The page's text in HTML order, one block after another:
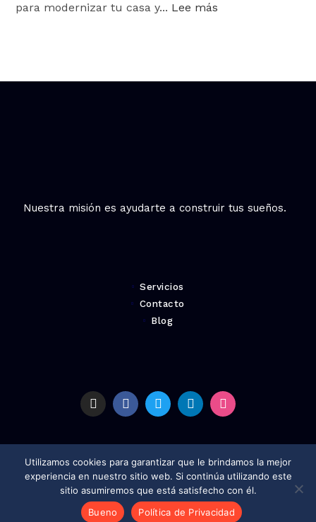
para modernizar tu casa y... Lee más
Nuestra misión es ayudarte a construir tus sueños.
Servicios
Contacto
Blog
Todos los derechos reservados © 2023 Decoración y Reformas
Política de Cookies Política de Privacidad Política de Protección
Utilizamos cookies para garantizar que le brindamos la mejor
experiencia en nuestro sitio web. Si continúa utilizando este
sitio asumiremos que está satisfecho con él.
Bueno
Política de Privacidad